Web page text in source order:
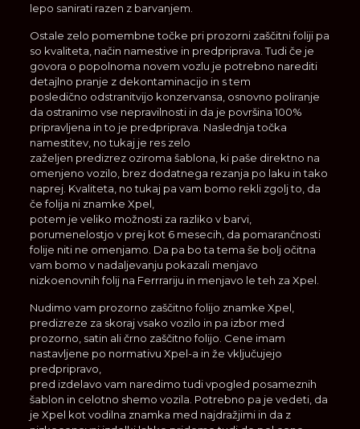
lepo sanirati razen z barvanjem.
Ostale zelo pomembne točke pri prozorni zaščitni foliji pa
so kvaliteta, način namestive in predpriprava. Tudi če je
govora o popolnoma novem vozlu je potrebno narediti
detajlno pranje z dekontaminacijo in s tem
posledično odstranitvijo konzervansa, osnovno poliranje
da ostranimo vse nepravilnosti in da je površina 100%
pripravljena in to je predpriprava. Naslednja točka
namestitev, no tukaj je res zelo
zaželjen predizrez oziroma šablona, ki paše direktno na
omenjeno vozilo, brez dodatnega rezanja po laku in tako
naprej. Kvaliteta, no tukaj pa vam bomo rekli zgolj to, da
če folija ni znamke Xpel,
potem je veliko možnosti za razliko v barvi,
porumenelostjo v prej kot 6 mesecih, da pomarančnosti
folije niti ne omenjamo. Da pa bo ta tema še bolj očitna
vam bomo v nadaljevanju pokazali menjavo
nizkoenovnih folij na Ferrrariju in menjavo le teh za Xpel.
Nudimo vam prozorno zaščitno folijo znamke Xpel,
predizreze za skoraj vsako vozilo in pa izbor med
prozorno, satin ali črno zaščitno folijo. Cene imam
nastavljene po normativu Xpel-a in že vključujejo
predpripravo,
pred izdelavo vam naredimo tudi vpogled posameznih
šablon in celotno shemo vozila. Potrebno pa je vedeti, da
je Xpel kot vodilna znamka med najdražjimi in da z